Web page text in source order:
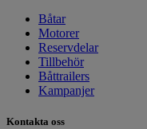
Båtar
Motorer
Reservdelar
Tillbehör
Båttrailers
Kampanjer
Kontakta oss